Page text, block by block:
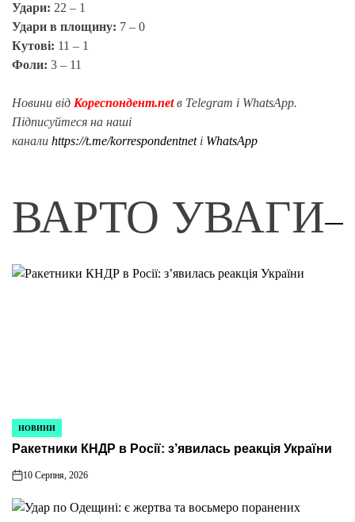
Удари: 22 – 1
Удари в площину: 7 – 0
Кутові: 11 – 1
Фоли: 3 – 11
Новини від Кореспондент.netв Telegram і WhatsApp.
Підписуйтеся на наші
канали https://t.me/korrespondentnetі WhatsApp
ВАРТО УВАГИ
ОПУБЛІКУВАТИ
У
НОВИНИ
Ракетники КНДР в Росії: з’явилась реакція України
on
10 Серпня, 2026